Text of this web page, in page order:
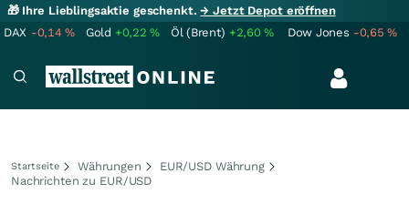
🎁 Ihre Lieblingsaktie geschenkt.→ Jetzt Depot eröffnen
DAX -0,14% Gold +0,22% Öl (Brent) +2,60% Dow Jones -0,65%
Startseite Währungen
EUR/USD Währung
Nachrichten zu EUR/USD